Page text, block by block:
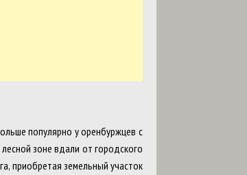
популярно у оренбуржцев с
зоне вдали от городского
приобретая земельный участок